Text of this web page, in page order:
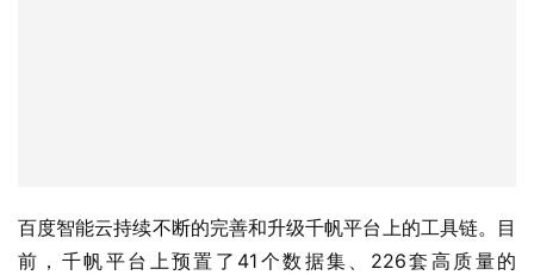
百度智能云持续不断的完善和升级千帆平台上的工具链。目
前，千帆平台上预置了41个数据集、226套高质量的